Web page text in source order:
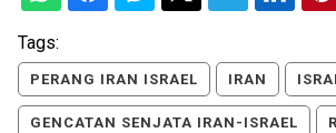
Tags:
PERANG IRAN ISRAEL IRAN
GENCATAN SENJATA IRAN-ISRAEL